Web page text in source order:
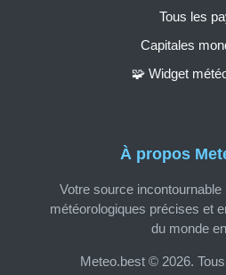
À propos
Votre source
météorologiques précises et
du monde
Meteo.best © 2026.
Tous les
Capitales
🧩 Widget